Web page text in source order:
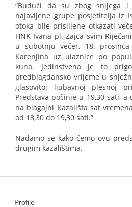
“Budući da su zbog snijega
najavljene grupe posjetitelja iz
otoka bile prisiljene otkazati
HNK Ivana pl. Zajca svim
u subotnju večer, 18.
Karenjina uz ulaznice po
kuna. Jedinstvena je to
predblagdansko vrijeme u
glasovitoj ljubavnoj plesnoj
Predstava počinje u 19,30 sati,
na blagajni Kazališta sat
od 18,30 do 19,30 sati.”
Nadamo se kako ćemo ovu
drugim kazalištima.
Profile